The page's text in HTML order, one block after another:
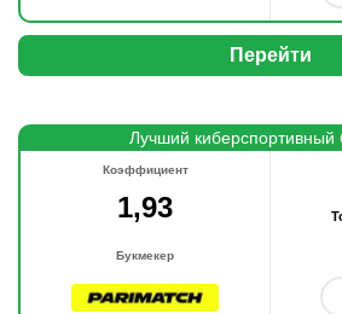
Перейти
Лучший киберспортивный
Коэффициент
1,93
Букмекер